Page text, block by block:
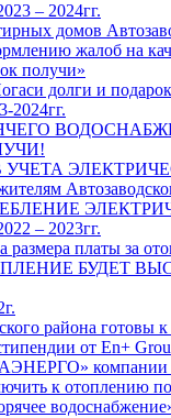
– 2024гг.
домов
жалоб на
получи»
долги и
2024гг.
– 2023гг.
платы за
БУДЕТ
района готовы
от En+
компании
к отоплению